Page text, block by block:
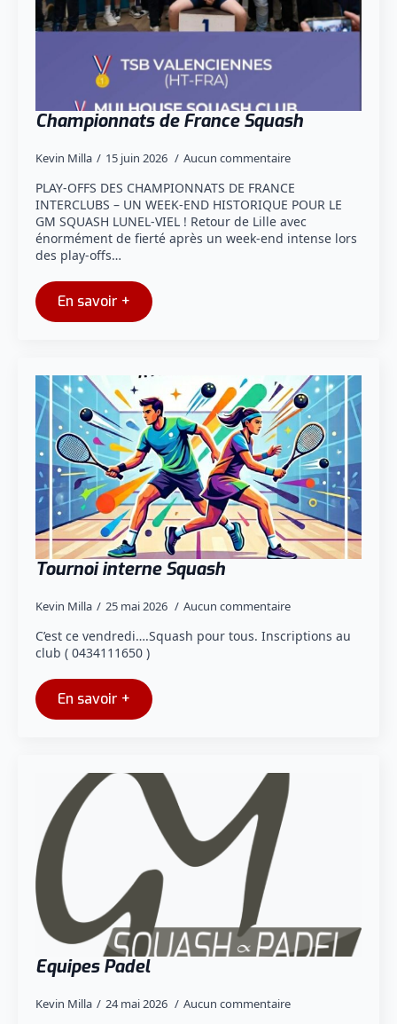
Championnats de France Squash
Kevin Milla 15 juin 2026 Aucun commentaire
PLAY-OFFS DES CHAMPIONNATS DE FRANCE
INTERCLUBS – UN WEEK-END HISTORIQUE POUR LE
GM SQUASH LUNEL-VIEL ! Retour de Lille avec
énormément de fierté après un week-end intense lors
des play-offs…
En savoir +
Tournoi interne Squash
Kevin Milla 25 mai 2026 Aucun commentaire
C’est ce vendredi….Squash pour tous. Inscriptions au
club ( 0434111650 )
En savoir +
Equipes Padel
Kevin Milla 24 mai 2026 Aucun commentaire